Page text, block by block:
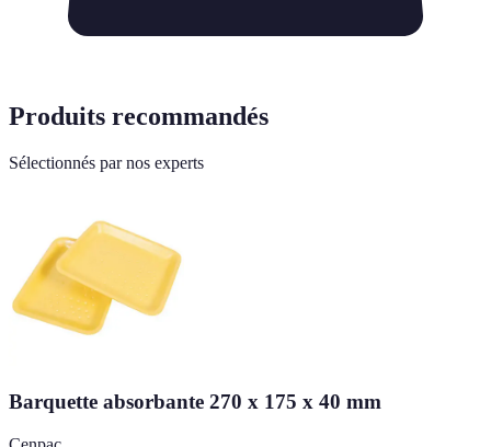
Produits recommandés
Sélectionnés par nos experts
Barquette absorbante 270 x 175 x 40 mm